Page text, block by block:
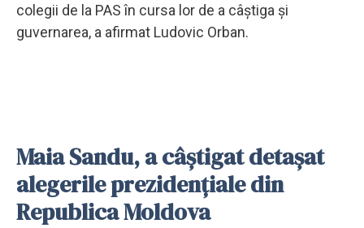
colegii de la PAS în cursa lor de a câştiga şi
guvernarea, a afirmat Ludovic Orban.
Maia Sandu, a câştigat detaşat
alegerile prezidenţiale din
Republica Moldova